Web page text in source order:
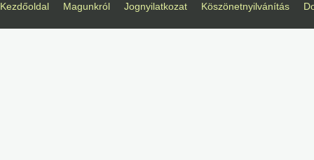
Kezdőoldal Magunkról Jognyilatkozat Köszönetnyilvánítás